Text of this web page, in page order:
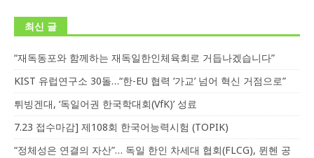
최신 글
“재독동포와 함께하는 재독일한인체육회로 거듭나겠습니다”
KIST 유럽연구소 30돌…“한-EU 협력 ‘가교’ 넘어 혁신 거점으로”
튀빙겐대, ‘독일어권 한국학대회(VfK)’ 성료
7.23 접수마감] 제108회 한국어능력시험 (TOPIK)
“정체성은 연결의 자산”… 독일 한인 차세대 협회(FLCG), 뮌헨 공